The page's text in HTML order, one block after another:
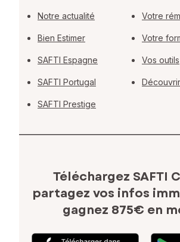
Notre actualité
Bien Estimer
SAFTI Espagne
SAFTI Portugal
SAFTI Prestige
Votre
Votre
Vos outils
Téléchargez SAFTI
partagez vos infos
gagnez 875€ en